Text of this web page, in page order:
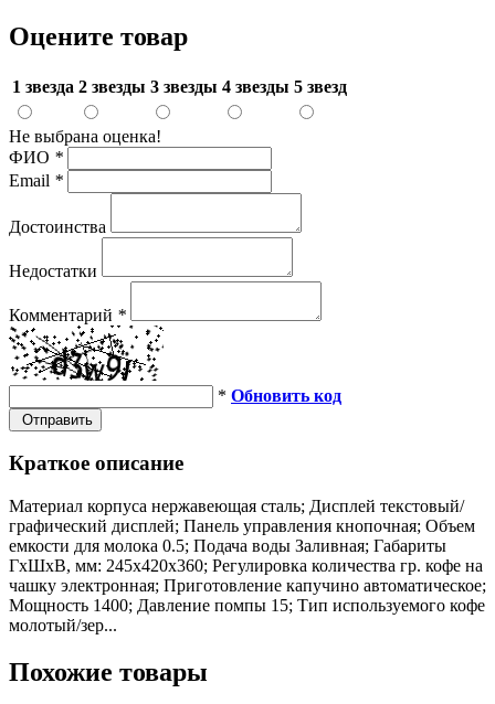
Оцените товар
1 звезда 2 звезды 3 звезды 4 звезды 5 звезд
Не выбрана оценка!
ФИО *
Email *
Достоинства
Недостатки
Комментарий *
* Обновить код
Отправить
Краткое описание
Материал корпуса нержавеющая сталь; Дисплей текстовый/
графический дисплей; Панель управления кнопочная; Объем
емкости для молока 0.5; Подача воды Заливная; Габариты
ГхШхВ, мм: 245х420х360; Регулировка количества гр. кофе на
чашку электронная; Приготовление капучино автоматическое;
Мощность 1400; Давление помпы 15; Тип используемого кофе
молотый/зер...
Похожие товары